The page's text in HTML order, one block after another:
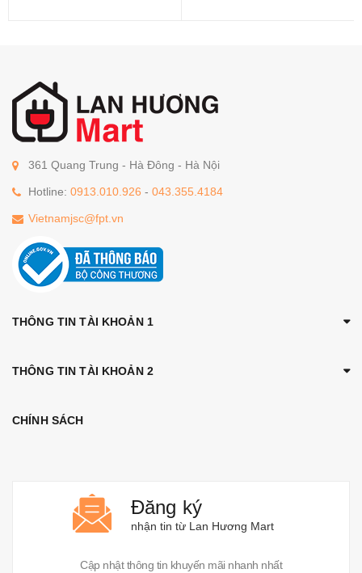
361 Quang Trung - Hà Đông - Hà Nội
Hotline: 0913.010.926 - 043.355.4184
Vietnamjsc@fpt.vn
THÔNG TIN TÀI KHOẢN 1
THÔNG TIN TÀI KHOẢN 2
CHÍNH SÁCH
Đăng ký
nhận tin từ Lan Hương Mart
Cập nhật thông tin khuyến mãi nhanh nhất